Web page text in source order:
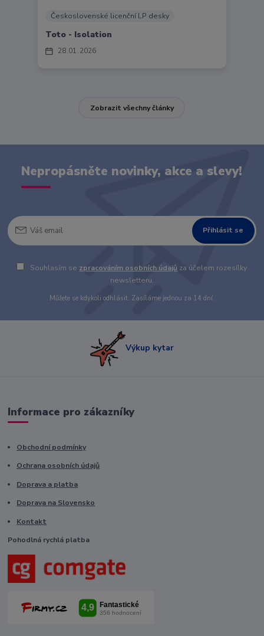
28 01 2026
Československé licenční LP desky
Toto - Isolation
Zobrazit všechny články
Nepropásněte novinky, akce a slevy!
Přihlásit se
Souhlasím se zpracováním osobních údajů za účelem rozesílky
newsletteru.
Můžete se kdykoli odhlásit. Zasíláme jednou za 14 dní.
Výkup kytar
Informace pro zákazníky
Obchodní podmínky
Ochrana osobních údajů
Doprava a platba
Doprava na Slovensko
Kontakt
Pohodlná rychlá platba